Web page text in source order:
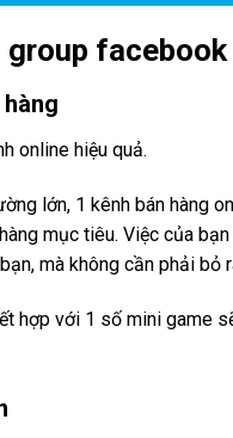
group
online hiệu quả.
lớn, 1 kênh bán hàng
mục tiêu. Việc của
mà không cần phải bỏ
hợp với 1 số mini game